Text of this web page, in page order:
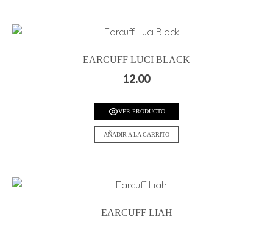
EARCUFF LUCI BLACK
12.00
VER PRODUCTO
AÑADIR A LA CARRITO
EARCUFF LIAH